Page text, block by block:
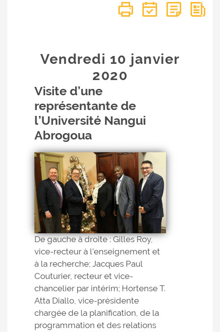
Vendredi 10 janvier
2020
Visite d’une
représentante de
l’Université Nangui
Abrogoua
De gauche à droite : Gilles Roy,
vice-recteur à l’enseignement et
à la recherche; Jacques Paul
Couturier, recteur et vice-
chancelier par intérim; Hortense T.
Atta Diallo, vice-présidente
chargée de la planification, de la
programmation et des relations